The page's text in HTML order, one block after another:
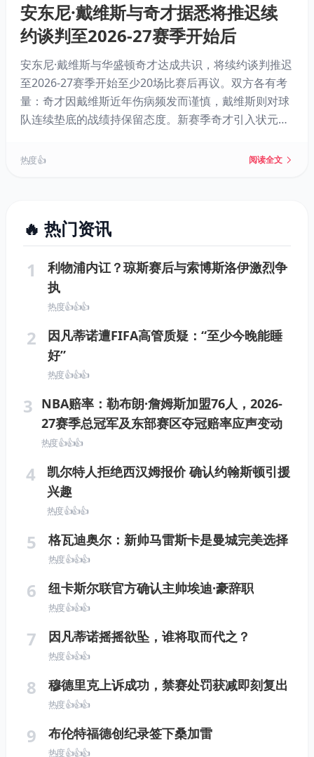
安东尼·戴维斯与奇才据悉将推迟续
约谈判至2026-27赛季开始后
安东尼·戴维斯与华盛顿奇才达成共识，将续约谈判推迟
至2026-27赛季开始至少20场比赛后再议。双方各有考
量：奇才因戴维斯近年伤病频发而谨慎，戴维斯则对球
队连续垫底的战绩持保留态度。新赛季奇才引入状元AJ·
然一新。戴维斯现有合同还剩最后一年球员选项，未来
热度 👍 阅读全文
🔥 热门资讯
1
利物浦内讧？琼斯赛后与索博斯洛伊激烈争
执
热度 👍👍👍
2
因凡蒂诺遭FIFA高管质疑：“至少今晚能睡
好”
热度 👍👍👍
3 NBA赔率：勒布朗·詹姆斯加盟76人，2026-
27赛季总冠军及东部赛区夺冠赔率应声变动
热度 👍👍👍
4
凯尔特人拒绝西汉姆报价 确认约翰斯顿引援
兴趣
热度 👍👍👍
5 格瓦迪奥尔：新帅马雷斯卡是曼城完美选择
热度 👍👍👍
6 纽卡斯尔联官方确认主帅埃迪·豪辞职
热度 👍👍👍
7 因凡蒂诺摇摇欲坠，谁将取而代之？
热度 👍👍👍
8 穆德里克上诉成功，禁赛处罚获减即刻复出
热度 👍👍👍
9 布伦特福德创纪录签下桑加雷
热度 👍👍👍